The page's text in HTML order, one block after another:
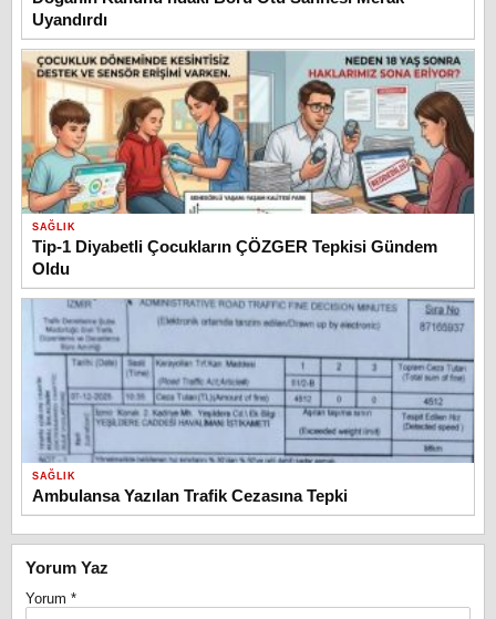
Uyandırdı
SAĞLIK
Tip-1 Diyabetli Çocukların ÇÖZGER Tepkisi Gündem
Oldu
SAĞLIK
Ambulansa Yazılan Trafik Cezasına Tepki
Yorum Yaz
Yorum *